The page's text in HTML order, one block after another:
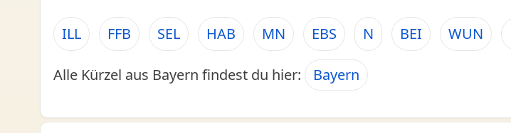
ILL FFB SEL HAB MN EBS N BEI WUN
Alle Kürzel aus Bayern findest du hier: Bayern